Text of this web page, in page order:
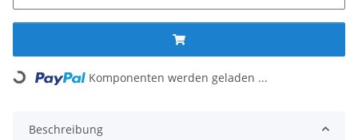
Loading... Komponenten werden geladen ...
Beschreibung